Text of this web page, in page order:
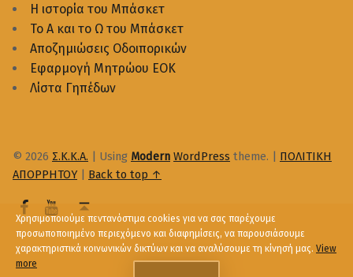
Η ιστορία του Μπάσκετ
Το Α και το Ω του Μπάσκετ
Αποζημιώσεις Οδοιπορικών
Εφαρμογή Μητρώου ΕΟΚ
Λίστα Γηπέδων
© 2026 Σ.Κ.Κ.Α. | Using Modern WordPress theme. | ΠΟΛΙΤΙΚΗ
ΑΠΟΡΡΗΤΟΥ | Back to top ↑
Χρησιμοποιούμε πεντανόστιμα cookies για να σας παρέχουμε
προσωποποιημένο περιεχόμενο και διαφημίσεις, να παρουσιάσουμε
χαρακτηριστικά κοινωνικών δικτύων και να αναλύσουμε τη κίνησή μας. View
more